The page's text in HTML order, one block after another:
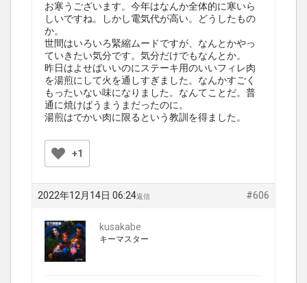
お寒うございます。今年はなんか全体的に寒いら
しいですね。しかし電気代が高い。どうしたもの
か。
世間はいろいろ緊縮ムードですが、なんとかやっ
ていきたい気分です。気分だけでもなんとか。
昨日はよせばいいのにステーキ用のいいフィレ肉
を湯煎にして火を通しすぎました。なんかすごく
もったいない味になりました。なんてことだ。普
通に焼けばうまうまだったのに。
湯煎はでかい肉に限るという教訓を得ました。
+1
2022年12月14日 06:24 #606
返信
kusakabe
キーマスター